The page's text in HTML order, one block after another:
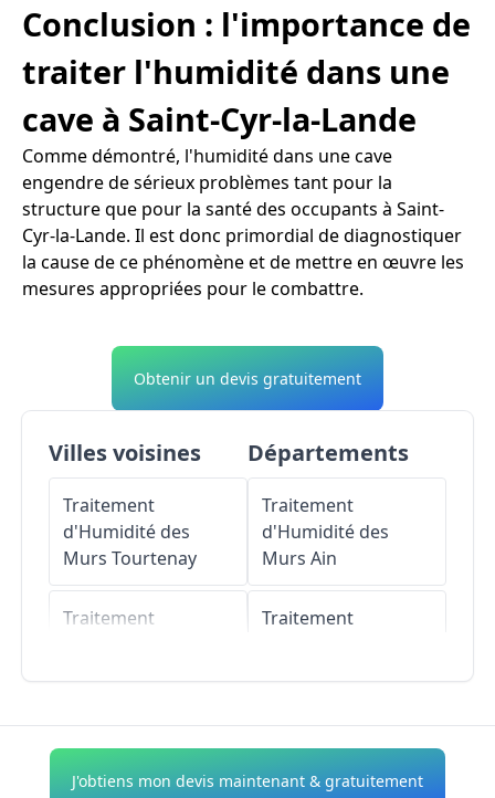
Conclusion : l'importance de
traiter l'humidité dans une
cave à Saint-Cyr-la-Lande
Comme démontré, l'humidité dans une cave
engendre de sérieux problèmes tant pour la
structure que pour la santé des occupants à Saint-
Cyr-la-Lande. Il est donc primordial de diagnostiquer
la cause de ce phénomène et de mettre en œuvre les
mesures appropriées pour le combattre.
Obtenir un devis gratuitement
Villes voisines
Traitement
d'Humidité des
Murs Tourtenay
Traitement
Traitement
d'Humidité des
Départements
Traitement
d'Humidité des
Murs Ain
Traitement
Traitement
d'Humidité des
Murs Allier
J'obtiens mon devis maintenant & gratuitement